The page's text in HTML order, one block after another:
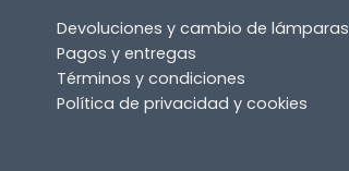
Devoluciones y cambio de lámparas
Pagos y entregas
Términos y condiciones
Política de privacidad y cookies